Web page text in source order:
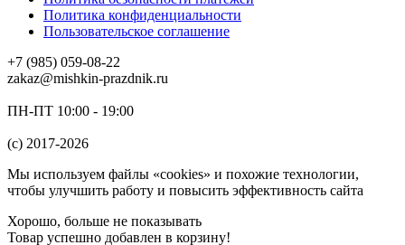
Политика конфиденциальности
Пользовательское соглашение
+7 (985) 059-08-22
zakaz@mishkin-prazdnik.ru
ПН-ПТ 10:00 - 19:00
(c) 2017-2026
Мы используем файлы «cookies» и похожие технологии,
чтобы улучшить работу и повысить эффективность сайта
Хорошо, больше не показывать
Товар успешно добавлен в корзину!